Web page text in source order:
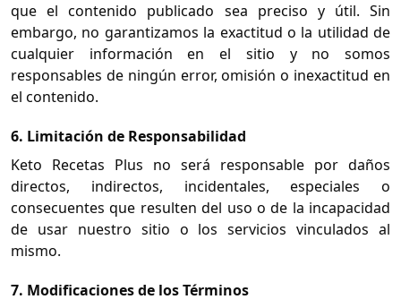
que el contenido publicado sea preciso y útil. Sin
embargo, no garantizamos la exactitud o la utilidad de
cualquier información en el sitio y no somos
responsables de ningún error, omisión o inexactitud en
el contenido.
6. Limitación de Responsabilidad
Keto Recetas Plus no será responsable por daños
directos, indirectos, incidentales, especiales o
consecuentes que resulten del uso o de la incapacidad
de usar nuestro sitio o los servicios vinculados al
mismo.
7. Modificaciones de los Términos